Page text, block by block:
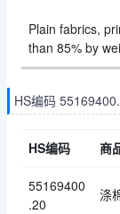
Plain fabrics,
than 85% by
HS编码
HS编码 商
55169400
.20
涤